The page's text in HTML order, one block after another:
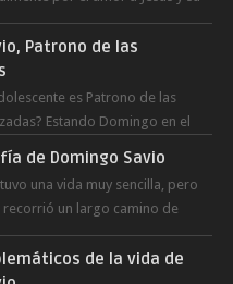
a la juventud para ...
Patrono de las
es Patrono de las
Estando Domingo en el
de Domingo Savio
una vida muy sencilla, pero
un largo camino de
del Espíritu Santo y fr...
de la vida de